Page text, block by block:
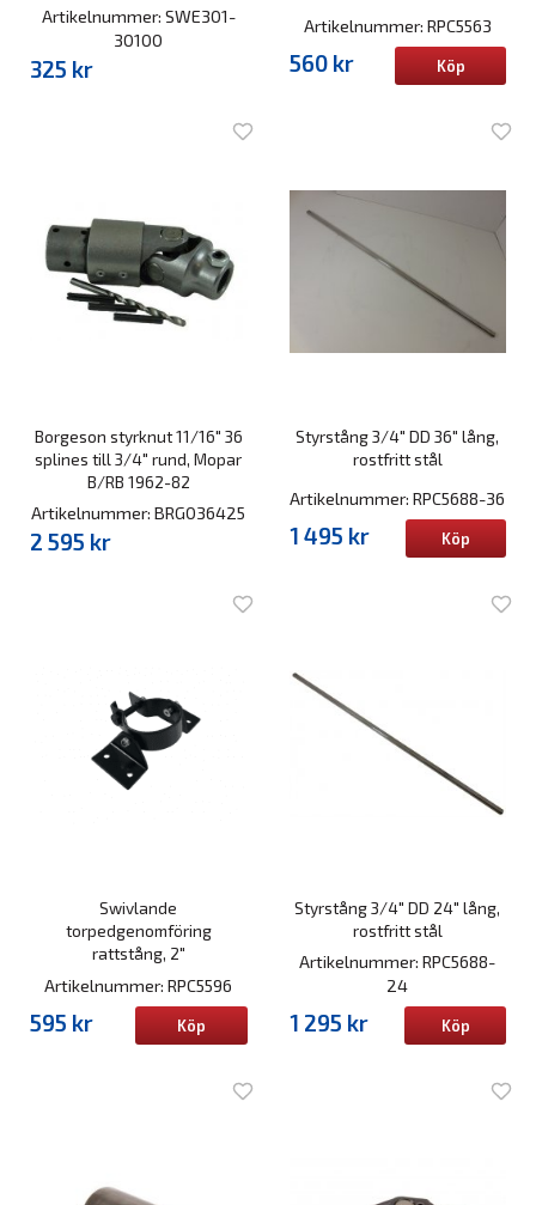
Artikelnummer: SWE301-
30100
325 kr
Artikelnummer: RPC5563
560 kr Köp
Borgeson styrknut 11/16" 36
splines till 3/4" rund, Mopar
B/RB 1962-82
Artikelnummer: BRG036425
2 595 kr
Styrstång 3/4" DD 36" lång,
rostfritt stål
Artikelnummer: RPC5688-36
1 495 kr Köp
Swivlande
torpedgenomföring
rattstång, 2"
Artikelnummer: RPC5596
595 kr Köp
Styrstång 3/4" DD 24" lång,
rostfritt stål
Artikelnummer: RPC5688-
24
1 295 kr Köp